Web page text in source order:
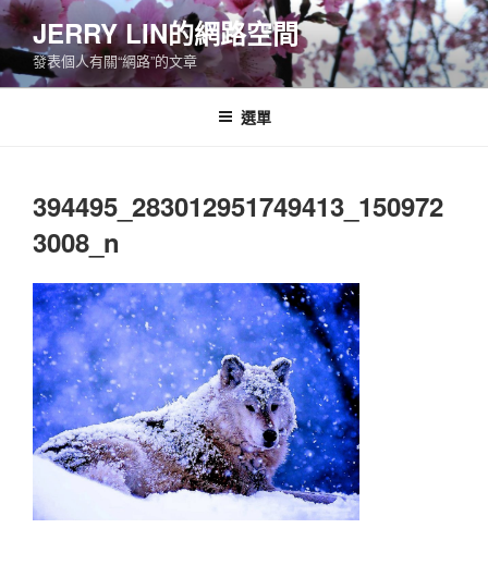
跳
至
主
要
JERRY LIN的網路空間
發表個人有關“網路”的文章
選單
394495_283012951749413_150972
3008_n